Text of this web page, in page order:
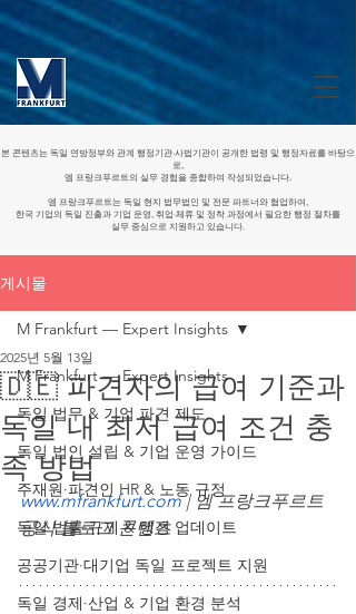
본 콘텐츠는 독일 연방정부와 관계 행정기관·사법기관이 공개한 법령 및 행정자료를 바탕으
로,
엠 프랑크푸르트의 실무 경험을 종합하여 작성되었습니다.
엠 프랑크푸르트는 독일 현지 법무법인 및 전문 파트너와 협업하여,
한국 기업의 독일 진출과 기업 운영, 취업·체류 및 정착 과정에서 필요한 행정 절차를
실무 중심으로 지원하고 있습니다.
게시물
M Frankfurt — Expert Insights
독일 법무 & 기업 파견 제도
독일 법인 설립 & 기업 운영 가이드
주재원·파견인 HR & 노동 규정
독일 법률·규제 & 행정 업데이트
공공기관·대기업 독일 프로젝트 지원
독일 경제·산업 & 기업 환경 분석
M Frankfurt — Expert Insights
🇩🇪 파견자의 급여 기준과
독일 내 최저 급여 조건 충
족 방법
2025년 5월 13일
www.mfrankfurt.com | 엠 프랑크푸르트
공식 블로그 콘텐츠